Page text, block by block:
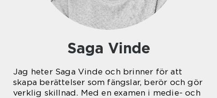
Saga Vinde
Jag heter Saga Vinde och brinner för att
skapa berättelser som fängslar, berör och gör
verklig skillnad. Med en examen i medie- och